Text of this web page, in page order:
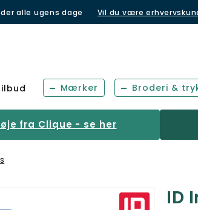
alle ugens dage Vil du være
Mærker Broderi &
fra Clique - se her
ID